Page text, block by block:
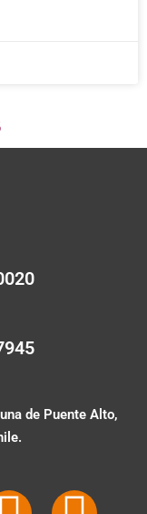
de Puente Alto,